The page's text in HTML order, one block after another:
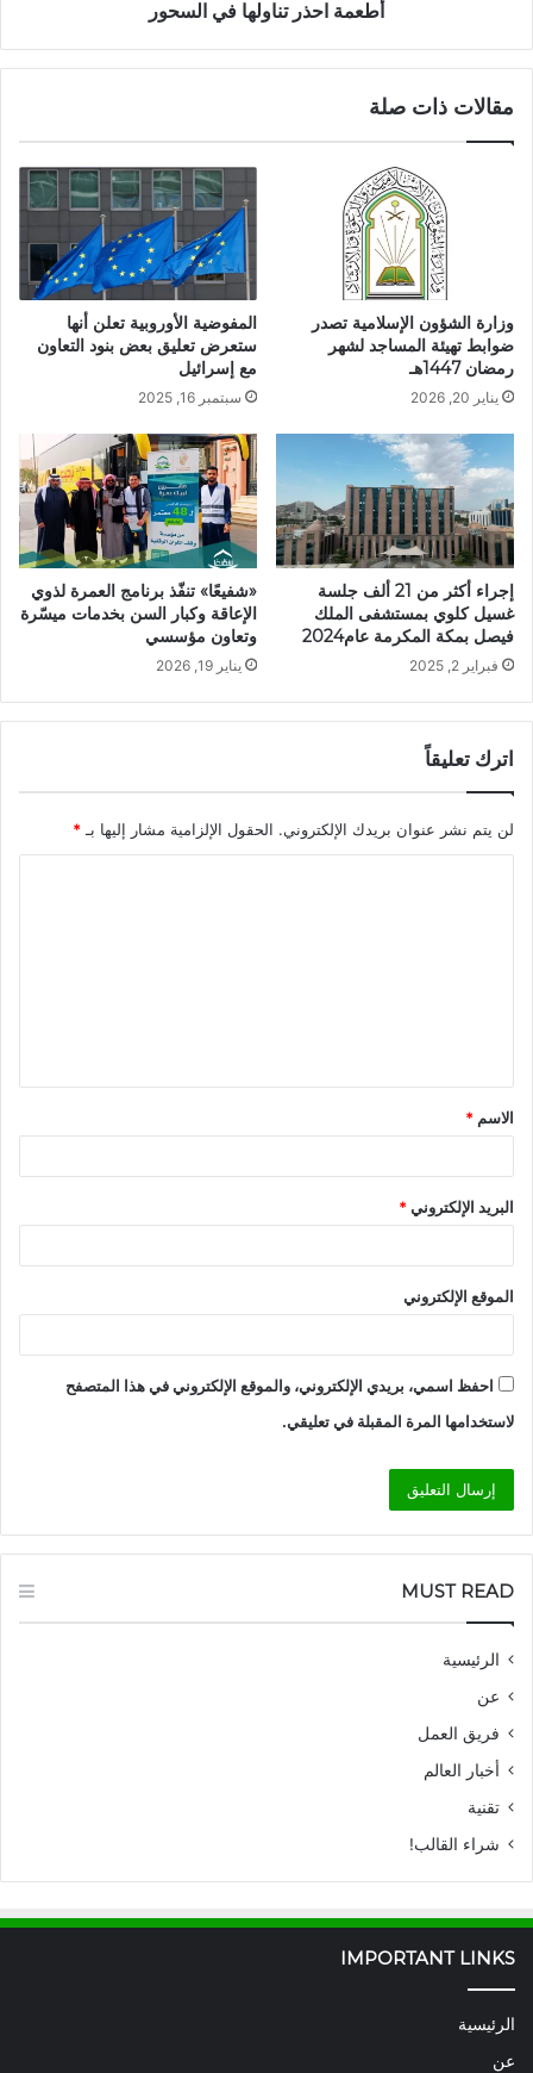
أطعمة احذر تناولها في السحور
مقالات ذات صلة
وزارة الشؤون الإسلامية تصدر
ضوابط تهيئة المساجد لشهر
رمضان 1447هـ
يناير 20, 2026
المفوضية الأوروبية تعلن أنها
ستعرض تعليق بعض بنود التعاون
مع إسرائيل
سبتمبر 16, 2025
إجراء أكثر من 21 ألف جلسة
غسيل كلوي بمستشفى الملك
فيصل بمكة المكرمة عام2024
فبراير 2, 2025
«شفيعًا» تنفّذ برنامج العمرة لذوي
الإعاقة وكبار السن بخدمات ميسّرة
وتعاون مؤسسي
يناير 19, 2026
اترك تعليقاً
لن يتم نشر عنوان بريدك الإلكتروني. الحقول الإلزامية مشار إليها بـ*
ق
*
الاسم *
البريد الإلكتروني*
الموقع الإلكتروني
احفظ اسمي، بريدي الإلكتروني، والموقع الإلكتروني في هذا المتصفح
لاستخدامها المرة المقبلة في تعليقي.
MUST READ
الرئيسية
عن
فريق العمل
أخبار العالم
تقنية
شراء القالب!
IMPORTANT LINKS
الرئيسية
عن